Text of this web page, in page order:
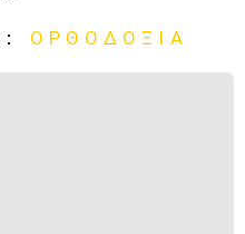
ΟΡΘΟΔΟΞΊΑ